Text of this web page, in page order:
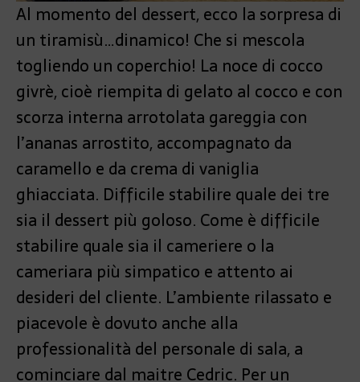
Al momento del dessert, ecco la sorpresa di
un tiramisù…dinamico! Che si mescola
togliendo un coperchio! La noce di cocco
givrè, cioè riempita di gelato al cocco e con
scorza interna arrotolata gareggia con
l’ananas arrostito, accompagnato da
caramello e da crema di vaniglia
ghiacciata. Difficile stabilire quale dei tre
sia il dessert più goloso. Come è difficile
stabilire quale sia il cameriere o la
cameriara più simpatico e attento ai
desideri del cliente. L’ambiente rilassato e
piacevole è dovuto anche alla
professionalità del personale di sala, a
cominciare dal maitre Cedric. Per un